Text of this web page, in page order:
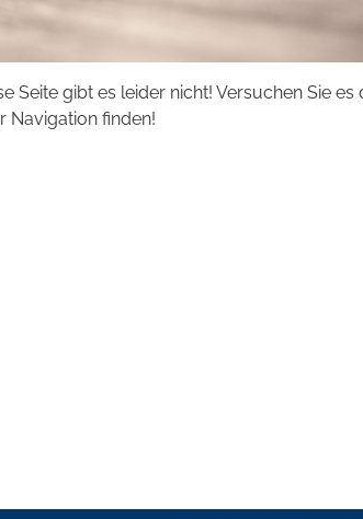
Seite gibt es leider nicht! Versuchen Sie
Navigation finden!